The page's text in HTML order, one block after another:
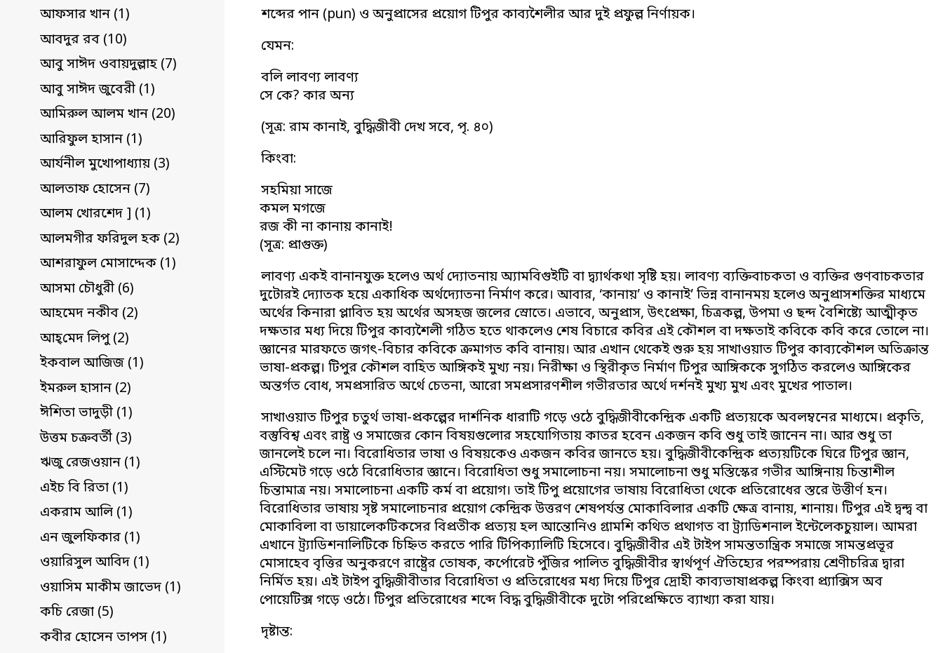
আফসার খান (1)
আবদুর রব (10)
আবু সাঈদ ওবায়দুল্লাহ (7)
আবু সাঈদ জুবেরী (1)
আমিরুল আলম খান (20)
আরিফুল হাসান (1)
আর্যনীল মুখোপাধ্যায় (3)
আলতাফ হোসেন (7)
আলম খোরশেদ ] (1)
আলমগীর ফরিদুল হক (2)
আশরাফুল মোসাদ্দেক (1)
আসমা চৌধুরী (6)
আহমেদ নকীব (2)
আহ্‌মেদ লিপু (2)
ইকবাল আজিজ (1)
ইমরুল হাসান (2)
ঈশিতা ভাদুড়ী (1)
উত্তম চক্রবর্তী (3)
ঋজু রেজওয়ান (1)
এইচ বি রিতা (1)
একরাম আলি (1)
এন জুলফিকার (1)
ওয়ারিসুল আবিদ (1)
ওয়াসিম মাকীম জাভেদ (1)
কচি রেজা (5)
কবীর হোসেন তাপস (1)
শব্দের পান (pun) ও অনুপ্রাসের প্রয়োগ টিপুর কাব্যশৈলীর আর দুই প্রফুল্ল নির্ণায়ক।
যেমন:
বলি লাবণ্য লাবণ্য
সে কে? কার অন্য
(সূত্র: রাম কানাই, বুদ্ধিজীবী দেখ সবে, পৃ. ৪০)
কিংবা:
সহমিয়া সাজে
কমল মগজে
রজ কী না কানায় কানাই!
(সূত্র: প্রাগুক্ত)
লাবণ্য একই বানানযুক্ত হলেও অর্থ দ্যোতনায় অ্যামবিগুইটি বা দ্ব্যার্থকথা সৃষ্টি হয়। লাবণ্য ব্যক্তিবাচকতা ও ব্যক্তির গুণবাচকতার
দুটোরই দ্যোতক হয়ে একাধিক অর্থদ্যোতনা নির্মাণ করে। আবার, ‘কানায়’ ও কানাই’ ভিন্ন বানানময় হলেও অনুপ্রাসশক্তির মাধ্যমে
অর্থের কিনারা প্লাবিত হয় অর্থের অসহজ জলের স্রোতে। এভাবে, অনুপ্রাস, উৎপ্রেক্ষা, চিত্রকল্প, উপমা ও ছন্দ বৈশিষ্ট্যে আত্মীকৃত
দক্ষতার মধ্য দিয়ে টিপুর কাব্যশৈলী গঠিত হতে থাকলেও শেষ বিচারে কবির এই কৌশল বা দক্ষতাই কবিকে কবি করে তোলে না।
জ্ঞানের মারফতে জগৎ-বিচার কবিকে ক্রমাগত কবি বানায়। আর এখান থেকেই শুরু হয় সাখাওয়াত টিপুর কাব্যকৌশল অতিক্রান্ত
ভাষা-প্রকল্প। টিপুর কৌশল বাহিত আঙ্গিকই মুখ্য নয়। নিরীক্ষা ও স্থিরীকৃত নির্মাণ টিপুর আঙ্গিককে সুগঠিত করলেও আঙ্গিকের
অন্তর্গত বোধ, সমপ্রসারিত অর্থে চেতনা, আরো সমপ্রসারণশীল গভীরতার অর্থে দর্শনই মুখ্য মুখ এবং মুখের পাতাল।
সাখাওয়াত টিপুর চতুর্থ ভাষা-প্রকল্পের দার্শনিক ধারাটি গড়ে ওঠে বুদ্ধিজীবীকেন্দ্রিক একটি প্রত্যয়কে অবলম্বনের মাধ্যমে। প্রকৃতি,
বস্তুবিশ্ব এবং রাষ্ট্র ও সমাজের কোন বিষয়গুলোর সহযোগিতায় কাতর হবেন একজন কবি শুধু তাই জানেন না। আর শুধু তা
জানলেই চলে না। বিরোধিতার ভাষা ও বিষয়কেও একজন কবির জানতে হয়। বুদ্ধিজীবীকেন্দ্রিক প্রত্যয়টিকে ঘিরে টিপুর জ্ঞান,
এস্টিমেট গড়ে ওঠে বিরোধিতার জ্ঞানে। বিরোধিতা শুধু সমালোচনা নয়। সমালোচনা শুধু মস্তিস্কের গভীর আঙ্গিনায় চিন্তাশীল
চিন্তামাত্র নয়। সমালোচনা একটি কর্ম বা প্রয়োগ। তাই টিপু প্রয়োগের ভাষায় বিরোধিতা থেকে প্রতিরোধের স্তরে উত্তীর্ণ হন।
বিরোধিতার ভাষায় সৃষ্ট সমালোচনার প্রয়োগ কেন্দ্রিক উত্তরণ শেষপর্যন্ত মোকাবিলার একটি ক্ষেত্র বানায়, শানায়। টিপুর এই দ্বন্দ্ব বা
মোকাবিলা বা ডায়ালেকটিকসের বিপ্রতীক প্রত্যয় হল আন্তোনিও গ্রামশি কথিত প্রথাগত বা ট্র্যাডিশনাল ইন্টেলেকচুয়াল। আমরা
এখানে ট্র্যাডিশনালিটিকে চিহ্নিত করতে পারি টিপিক্যালিটি হিসেবে। বুদ্ধিজীবীর এই টাইপ সামন্ততান্ত্রিক সমাজে সামন্তপ্রভূর
মোসাহেব বৃত্তির অনুকরণে রাষ্ট্রের তোষক, কর্পোরেট পুঁজির পালিত বুদ্ধিজীবীর স্বার্থপূর্ণ ঐতিহ্যের পরম্পরায় শ্রেণীচরিত্র দ্বারা
নির্মিত হয়। এই টাইপ বুদ্ধিজীবীতার বিরোধিতা ও প্রতিরোধের মধ্য দিয়ে টিপুর দ্রোহী কাব্যভাষাপ্রকল্প কিংবা প্র্যাক্সিস অব
পোয়েটিক্স গড়ে ওঠে। টিপুর প্রতিরোধের শব্দে বিদ্ধ বুদ্ধিজীবীকে দুটো পরিপ্রেক্ষিতে ব্যাখ্যা করা যায়।
দৃষ্টান্ত: